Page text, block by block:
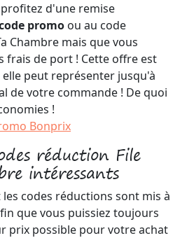
d'une remise
promo ou au code
Chambre mais que vous
frais de port ! Cette offre est
peut représenter jusqu'à
de votre commande ! De quoi
!
Bonprix
réduction File
intéressants
les codes réductions sont mis à
que vous puissiez toujours
prix possible pour votre achat